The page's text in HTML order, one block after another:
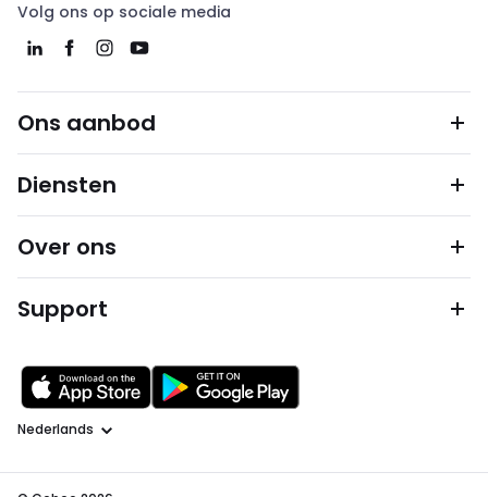
Volg ons op sociale media
Ons aanbod
Diensten
Over ons
Support
Taal